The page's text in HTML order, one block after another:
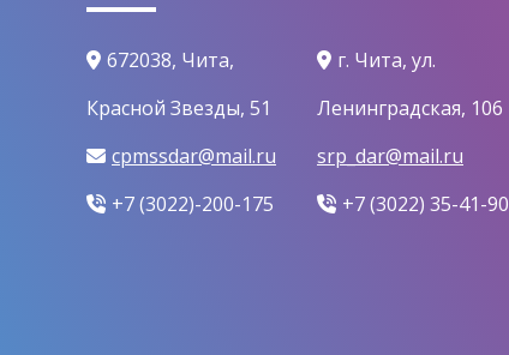
672038, Чита,
Красной Звезды, 51
cpmssdar@mail.ru
+7 (3022)-200-175
г. Чита, ул.
Ленинградская, 106
srp_dar@mail.ru
+7 (3022) 35-41-90